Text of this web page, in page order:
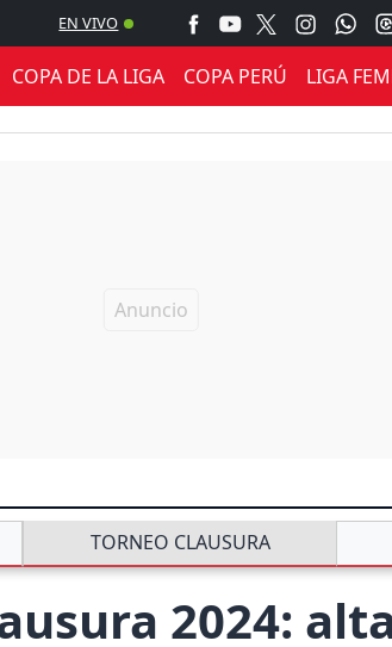
EN VIVO
COPA DE LA LIGA COPA PERÚ LIGA
TORNEO CLAUSURA
2024: